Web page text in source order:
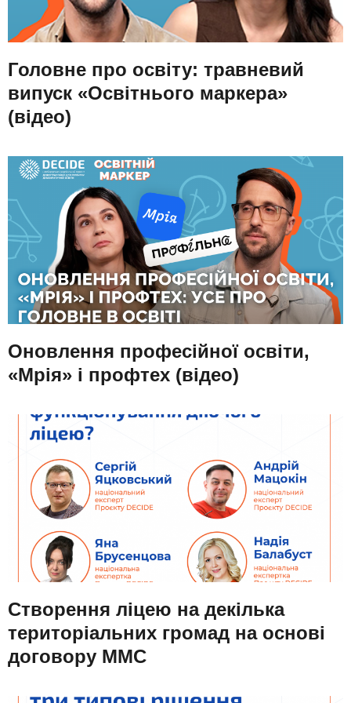
Головне про освіту: травневий
випуск «Освітнього маркера»
(відео)
Оновлення професійної освіти,
«Мрія» і профтех (відео)
Створення ліцею на декілька
територіальних громад на основі
договору ММС